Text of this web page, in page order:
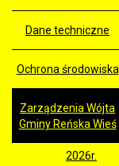
Dane techniczne
Ochrona środowiska
Zarządzenia Wójta
Gminy Reńska Wieś
2026r.